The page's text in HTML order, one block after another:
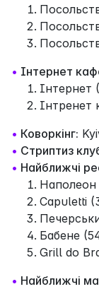
• Інтернет
Інтернет
Інтренет
• Коворкінг:
• Стриптиз
• Найближчі
Наполеон
Capuletti
Бабене
Grill do
• Найближчі